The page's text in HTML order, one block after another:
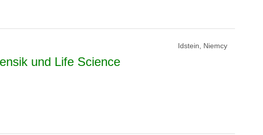
Idstein, Niemcy
und Life Science